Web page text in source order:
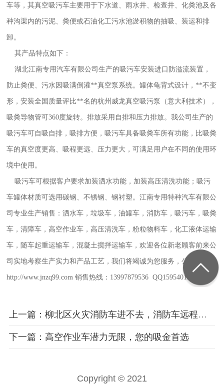
车等，其真空吸污车主要用于下水道、雨水井、检查井、化粪池及各
种沟渠内的污泥、粪便或石油化工污水池淤积物的抽吸、装运和排
卸。
其产品特点如下：
湖北江南专用汽车有限公司生产的吸污车安装进口防溢流装置，
防止粪便、污水因吸满倒灌**真空泵系统。罐体龟背式设计，**不变
形，安装全国质量评比**名的杭州威龙真空吸污泵（意大利技术），
吸粪导物管可360度旋转。排放采用自排和压力排放。我公司生产的
吸污车可自吸自排，吸排方便，吸污车具备吸粪车所有功能，比吸粪
车的真空度更高、吸程更远、压力更大，可满足用户在不同的使用环
境中使用。
吸污车可根据客户要求加装洒水功能，加装高压清洗功能；吸污
车罐体材质可选用碳钢、不锈钢、钢衬塑。江南专用特种汽车有限公
司专业生产销售：洒水车，垃圾车，油罐车，消防车，吸污车，吸粪
车，清障车，高空作业车，高压清洗车，粉粒物料车，化工液体运输
车，随车起重运输车，混凝土搅拌运输车，欢迎各位新老顾客前来公
司实地考察生产实力和产品工艺，我们将竭诚为您服务，公司网址：
http://www.jnzq99.com 销售热线：13997879536 QQ1595401341
上一篇：柳北区火灾消防车进不去，消防车远程扑救
下一篇：高空作业车潜力无限，您的吸金首选
Copyright © 2021